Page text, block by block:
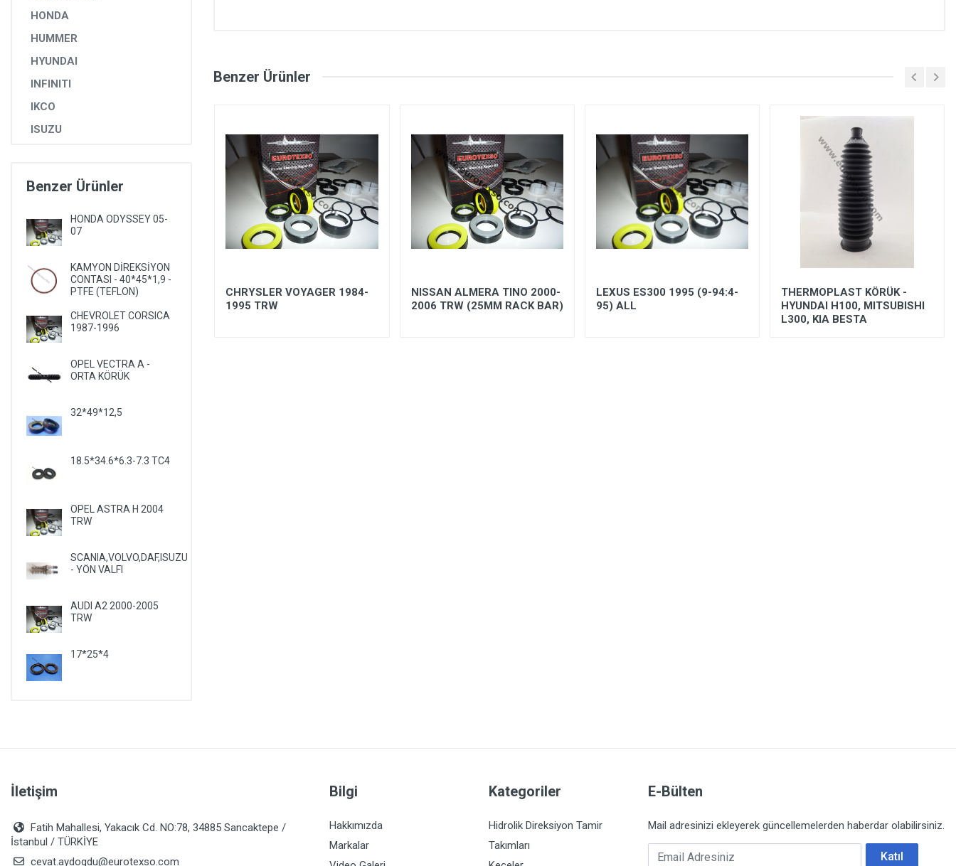
HONDA
HUMMER
HYUNDAI
INFINITI
IKCO
ISUZU
KIA
LANCIA
LAND ROVER
LEXUS
LINCOLN
MASERATI
MAZDA
MERCURY
NISSAN
OPEL
PEUGEOT
PLYMOUTH
PORSCHE
RENAULT
ROVER
SAAB
SSANGYONG
SUZUKI
TALBOT
Benzer Ürünler
HONDA ODYSSEY 05-
07
KAMYON DİREKSİYON
CONTASI - 40*45*1,9 -
PTFE (TEFLON)
CHEVROLET CORSICA
1987-1996
OPEL VECTRA A -
ORTA KÖRÜK
32*49*12,5
18.5*34.6*6.3-7.3 TC4
OPEL ASTRA H 2004
TRW
SCANIA,VOLVO,DAF,ISUZU
- YÖN VALFI
AUDI A2 2000-2005
TRW
17*25*4
Benzer Ürünler
35.35-39.70x51.6x18 POMPA
SANTANA 8.5ML R
CHRYSLER VOYAGER 1984-
1995 TRW
NISSAN ALMERA TINO 2000-
2006 TRW (25MM RACK BAR)
LEXUS ES300 1995 (9-94:4-
95) ALL
THERMOPLAST KÖRÜK -
HYUNDAI H100, MITSUBISHI
L300, KIA BESTA
İletişim
Fatih Mahallesi, Yakacık Cd. NO:78, 34885 Sancaktepe /
İstanbul / TÜRKİYE
cevat.aydogdu@eurotexso.com
Bilgi
Hakkımızda
Markalar
Kategoriler
Hidrolik Direksiyon Tamir
Takımları
E-Bülten
Mail adresinizi ekleyerek güncellemelerden haberdar olabilirsiniz.
Email Adresiniz Katıl